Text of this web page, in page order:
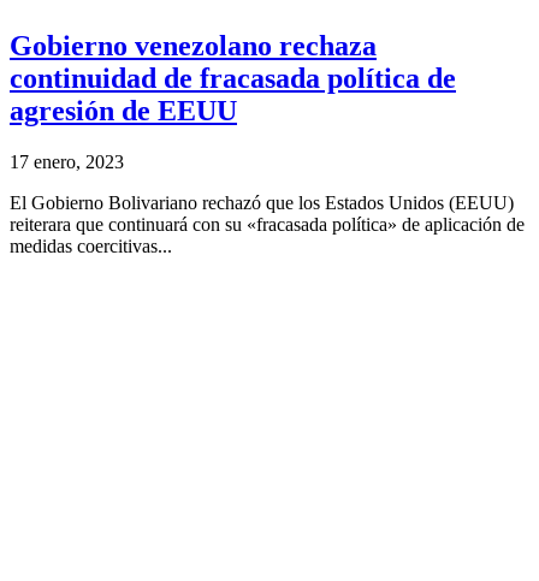
Gobierno venezolano rechaza
continuidad de fracasada política de
agresión de EEUU
17 enero, 2023
El Gobierno Bolivariano rechazó que los Estados Unidos (EEUU)
reiterara que continuará con su «fracasada política» de aplicación de
medidas coercitivas...